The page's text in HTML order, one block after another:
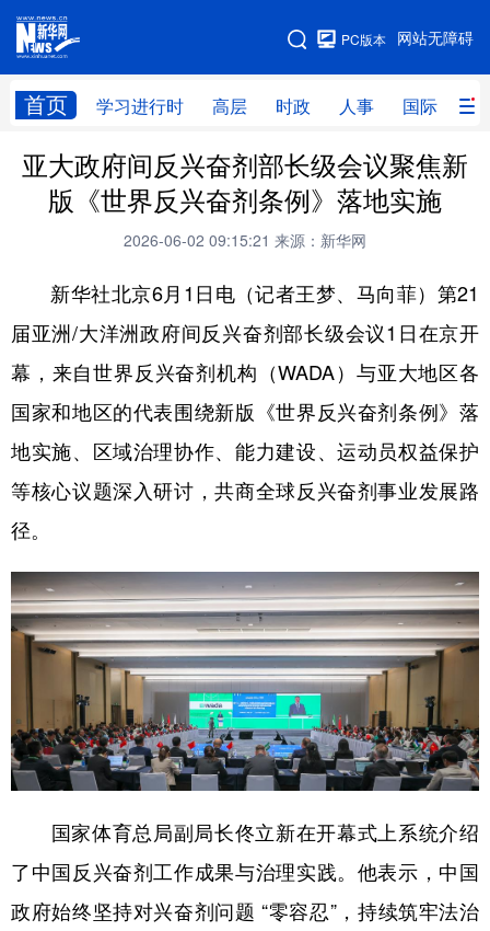
网站无障碍
PC版本
首页 学习进行时 高层 时政 人事 国际 财
网站地图
学习进行时 高层 时政 人事
国际 财经 网评 港澳
科技 科创 量子 体育
文化 书画 健康 军事
法律 中央文件 金融 汽车
食品 人居 信息化 数字经济
城市 能源 会展
彩票 娱乐 时尚 悦读
一带一路 亚太网 上市公司
北京 天津 河北 山西
亚大政府间反兴奋剂部长级会议聚焦新
版《世界反兴奋剂条例》落地实施
2026-06-02 09:15:21 来源：新华网
新华社北京6月1日电（记者王梦、马向菲）第21
届亚洲/大洋洲政府间反兴奋剂部长级会议1日在京开
幕，来自世界反兴奋剂机构（WADA）与亚大地区各
国家和地区的代表围绕新版《世界反兴奋剂条例》落
地实施、区域治理协作、能力建设、运动员权益保护
等核心议题深入研讨，共商全球反兴奋剂事业发展路
径。
国家体育总局副局长佟立新在开幕式上系统介绍
了中国反兴奋剂工作成果与治理实践。他表示，中国
政府始终坚持对兴奋剂问题 “零容忍”，持续筑牢法治